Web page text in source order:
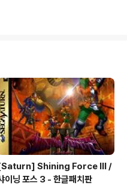
판 Make My Video - Kris Kr
[Saturn] Shining Force III /
이닝 포스 3 - 한글패치판